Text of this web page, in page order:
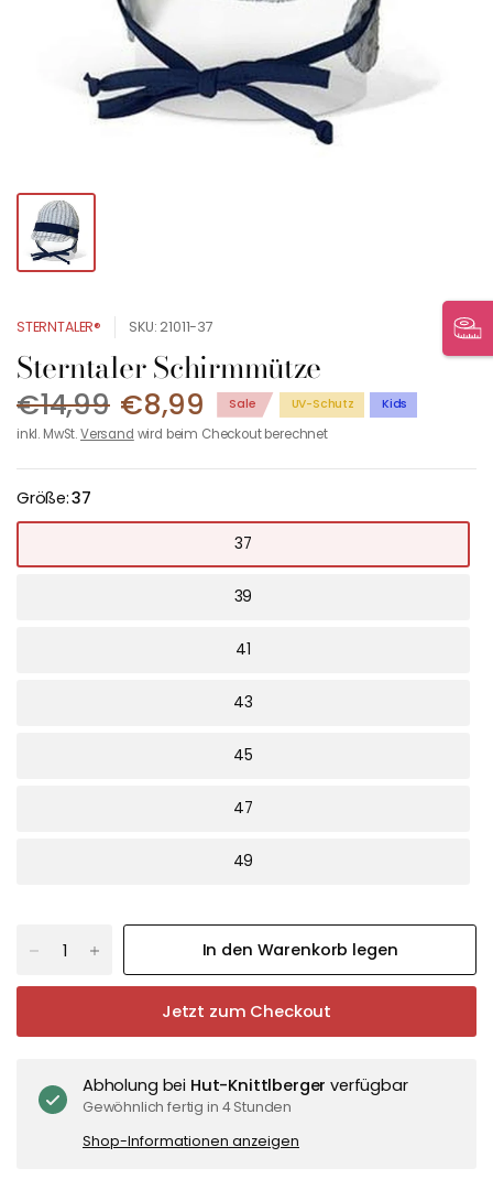
STERNTALER® SKU: 21011-37
Sterntaler Schirmmütze
€14,99 €8,99 Sale UV-Schutz Kids
inkl. MwSt.Versand wird beim Checkout berechnet
Größe:37
37
39
41
43
45
47
49
In den Warenkorb legen
Jetzt zum Checkout
Abholung bei Hut-Knittlberger verfügbar
Gewöhnlich fertig in 4 Stunden
Shop-Informationen anzeigen